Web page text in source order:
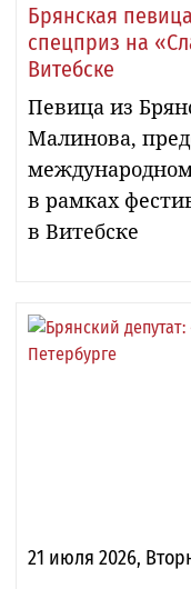
Брянская
спецприз на
Витебске
Певица из
Малинова,
в рамках
в Витебске
21 июля 2026,